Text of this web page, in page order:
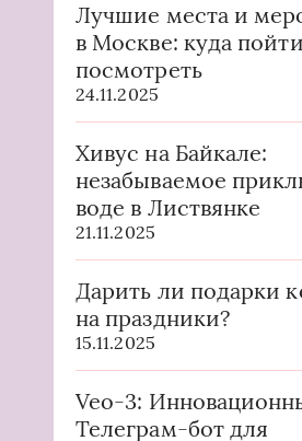
Лучшие места и
в Москве: куда
посмотреть
24.11.2025
Хивус на Байкале:
незабываемое
воде в Листвянке
21.11.2025
Дарить ли подарки
на праздники?
15.11.2025
Veo-3:
Телеграм-бот для